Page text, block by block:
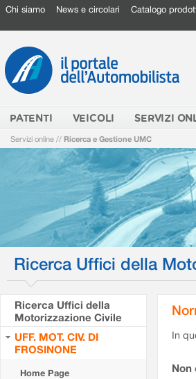
Chi siamo News e circolari Catalogo
PATENTI VEICOLI SERVIZI
Servizi online // Ricerca e Gestione UMC
Ricerca Uffici della
Ricerca Uffici della
Motorizzazione Civile
UFF. MOT. CIV. DI
FROSINONE
Home Page
In
Non